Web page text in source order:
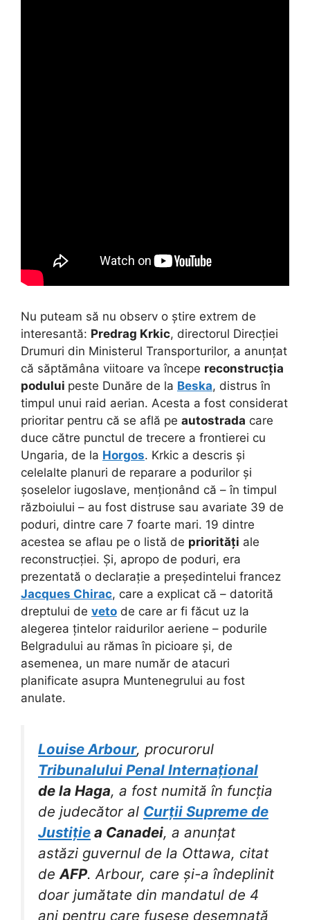
Nu puteam să nu observ o știre extrem de
interesantă: Predrag Krkic, directorul Direcției
Drumuri din Ministerul Transporturilor, a anunțat
că săptămâna viitoare va începe reconstrucția
podului peste Dunăre de la Beska, distrus în
timpul unui raid aerian. Acesta a fost considerat
prioritar pentru că se află pe autostrada care
duce către punctul de trecere a frontierei cu
Ungaria, de la Horgos. Krkic a descris și
celelalte planuri de reparare a podurilor și
șoselelor iugoslave, menționând că – în timpul
războiului – au fost distruse sau avariate 39 de
poduri, dintre care 7 foarte mari. 19 dintre
acestea se aflau pe o listă de priorități ale
reconstrucției. Și, apropo de poduri, era
prezentată o declarație a președintelui francez
Jacques Chirac, care a explicat că – datorită
dreptului de veto de care ar fi făcut uz la
alegerea țintelor raidurilor aeriene – podurile
Belgradului au rămas în picioare și, de
asemenea, un mare număr de atacuri
planificate asupra Muntenegrului au fost
anulate.
Louise Arbour, procurorul
Tribunalului Penal Internațional
de la Haga, a fost numită în funcția
de judecător al Curții Supreme de
Justiție a Canadei, a anunțat
astăzi guvernul de la Ottawa, citat
de AFP. Arbour, care și-a îndeplinit
doar jumătate din mandatul de 4
ani pentru care fusese desemnată